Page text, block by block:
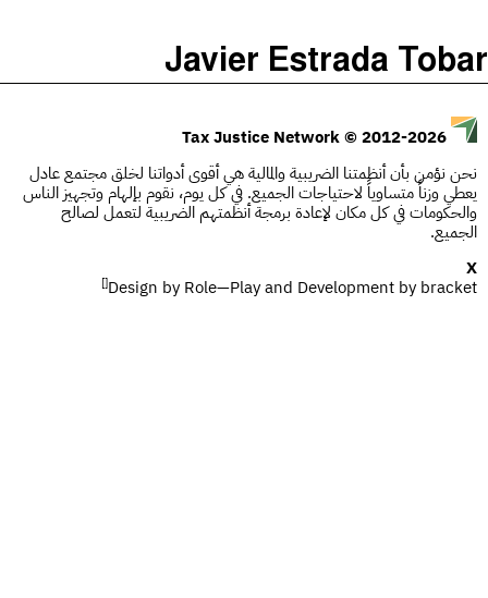
Justicia Impositiva
É Da Sua Conta
Impôts et Justice Sociale
Unequal India Decoded
الحلقات (0)
المصطلحات
يبحث
Javier Estrada Tobar
© 2012-2026
نحن نؤمن بأن أنظمتنا الضريبية والمالية هي أقوى أدواتنا لخلق مجتمع عادل
يعطي وزناً متساوياً لاحتياجات الجميع. في كل يوم، نقوم بإلهام وتجهيز الناس
والحكومات في كل مكان لإعادة برمجة أنظمتهم الضريبية لتعمل لصالح
الجميع.
X
Design by Role—Playand Development by bracket
[]